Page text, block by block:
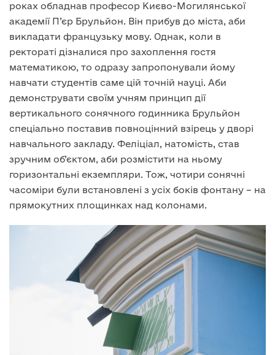
роках обладнав професор Києво-Могилянської
академії П’єр Брульйон. Він прибув до міста, аби
викладати французьку мову. Однак, коли в
ректораті дізналися про захоплення гостя
математикою, то одразу запропонували йому
навчати студентів саме цій точній науці. Аби
демонструвати своїм учням принцип дії
вертикального сонячного годинника Брульйон
спеціально поставив повноцінний взірець у дворі
навчального закладу. Феліціал, натомість, став
зручним об’єктом, аби розмістити на ньому
горизонтальні екземпляри. Тож, чотири сонячні
часоміри були встановлені з усіх боків фонтану – на
прямокутних площинках над колонами.